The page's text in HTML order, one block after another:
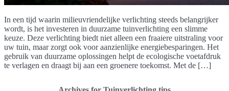
In een tijd waarin milieuvriendelijke verlichting steeds belangrijker
wordt, is het investeren in duurzame tuinverlichting een slimme
keuze. Deze verlichting biedt niet alleen een fraaiere uitstraling voor
uw tuin, maar zorgt ook voor aanzienlijke energiebesparingen. Het
gebruik van duurzame oplossingen helpt de ecologische voetafdruk
te verlagen en draagt bij aan een groenere toekomst. Met de […]